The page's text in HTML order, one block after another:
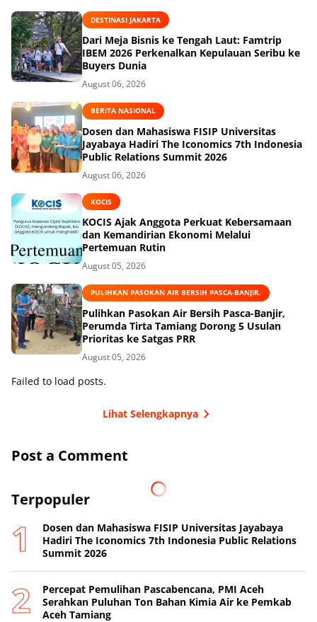
DESTINASI JAKARTA
Dari Meja Bisnis ke Tengah Laut: Famtrip
IBEM 2026 Perkenalkan Kepulauan Seribu ke
Buyers Dunia
August 06, 2026
BERITA NASIONAL
Dosen dan Mahasiswa FISIP Universitas
Jayabaya Hadiri The Iconomics 7th Indonesia
Public Relations Summit 2026
August 06, 2026
KOCIS
KOCIS Ajak Anggota Perkuat Kebersamaan
dan Kemandirian Ekonomi Melalui
Pertemuan Rutin
August 05, 2026
PULIHKAN PASOKAN AIR BERSIH PASCA-BANJIR.
Pulihkan Pasokan Air Bersih Pasca-Banjir,
Perumda Tirta Tamiang Dorong 5 Usulan
Prioritas ke Satgas PRR
August 05, 2026
Failed to load posts.
Lihat Selengkapnya
Post a Comment
Terpopuler
Dosen dan Mahasiswa FISIP Universitas Jayabaya
Hadiri The Iconomics 7th Indonesia Public Relations
Summit 2026
Percepat Pemulihan Pascabencana, PMI Aceh
Serahkan Puluhan Ton Bahan Kimia Air ke Pemkab
Aceh Tamiang